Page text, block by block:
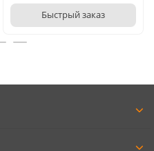
Быстрый заказ